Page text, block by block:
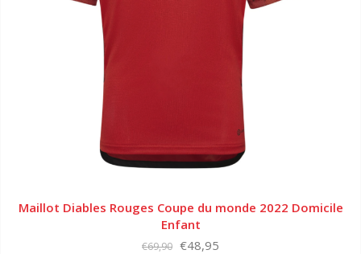
Maillot Diables Rouges Coupe du monde 2022 Domicile
Enfant
€69,90 €48,95